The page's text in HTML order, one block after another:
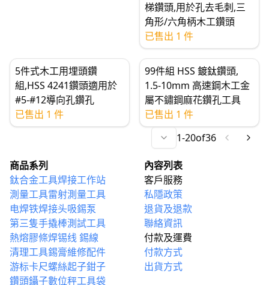
梯鑽頭,用於孔去毛刺,三
角形/六角柄木工鑽頭
已售出 1 件
5件式木工用埋頭鑽
組,HSS 4241鑽頭適用於
#5-#12導向孔鑽孔
已售出 1 件
99件組 HSS 鍍鈦鑽頭,
1.5-10mm 高速鋼木工金
屬不鏽鋼麻花鑽孔工具
已售出 1 件
1-20of36
商品系列
鈦合金工具焊接工作站
測量工具雷射測量工具
电焊铁焊接头吸錫泵
第三隻手撬棒測試工具
熱熔膠條焊锡线 錫線
清理工具錫膏維修配件
游标卡尺螺絲起子鉗子
鑽頭鑷子數位秤工具袋
內容列表
客戶服務
私隱政策
退貨及退款
聯絡資訊
付款及運費
付款方式
出貨方式